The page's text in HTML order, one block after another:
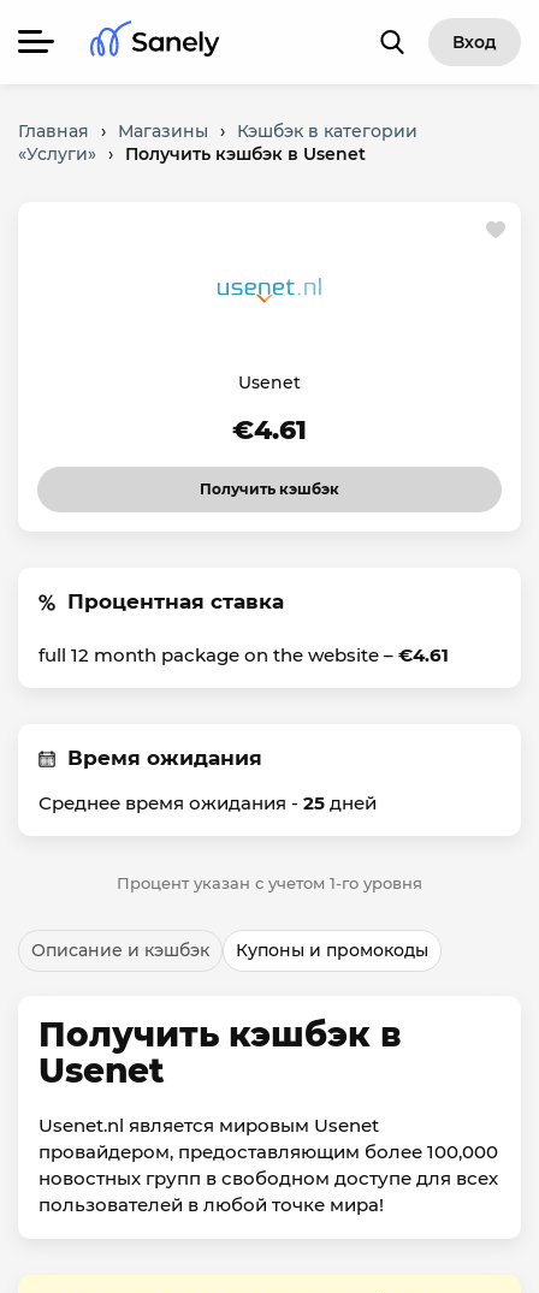
Вход
Главная › Магазины ›
Кэшбэк в категории
«Услуги» › Получить кэшбэк в Usenet
Usenet
€4.61
Получить кэшбэк
Процентная ставка
full 12 month package on the website – €4.61
Время ожидания
Среднее время ожидания - 25 дней
Процент указан с учетом 1-го уровня
Описание и кэшбэк Купоны и промокоды
Получить кэшбэк в
Usenet
Usenet.nl является мировым Usenet
провайдером, предоставляющим более 100,000
новостных групп в свободном доступе для всех
пользователей в любой точке мира!